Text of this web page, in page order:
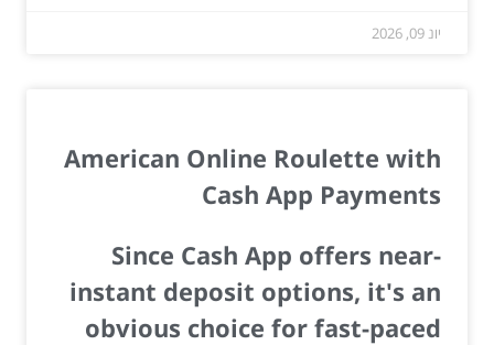
יונ 09, 2026
American Online Roulette with
Cash App Payments
Since Cash App offers near-
instant deposit options, it's an
obvious choice for fast-paced